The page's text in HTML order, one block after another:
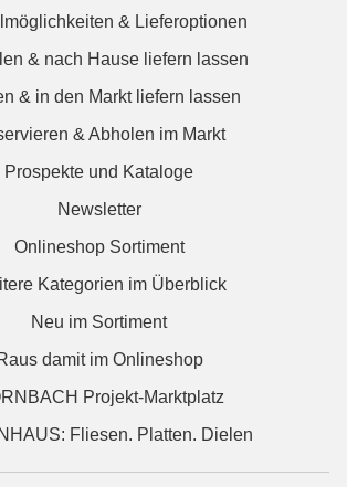
& Lieferoptionen
& nach Hause liefern lassen
& in den Markt liefern lassen
& Abholen im Markt
Prospekte und Kataloge
Newsletter
Onlineshop Sortiment
Kategorien im Überblick
Neu im Sortiment
damit im Onlineshop
Projekt-Marktplatz
Fliesen. Platten. Dielen